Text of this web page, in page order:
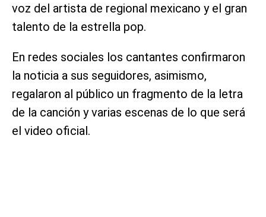
voz del artista de regional mexicano y el gran
talento de la estrella pop.
En redes sociales los cantantes confirmaron
la noticia a sus seguidores, asimismo,
regalaron al público un fragmento de la letra
de la canción y varias escenas de lo que será
el video oficial.